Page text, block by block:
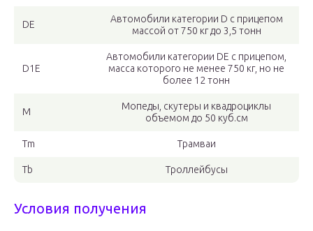
DE
Автомобили категории D с прицепом
массой от 750 кг до 3,5 тонн
D1E
Автомобили категории DE с прицепом,
масса которого не менее 750 кг, но не
более 12 тонн
M
Мопеды, скутеры и квадроциклы
объемом до 50 куб.см
Tm Трамваи
Tb Троллейбусы
Условия получения